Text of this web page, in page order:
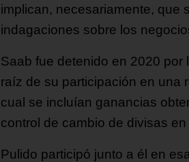
implican, necesariamente, que
indagaciones sobre los
Saab fue detenido en 2020 por
raíz de su participación en una
cual se incluían ganancias
control de cambio de divisas
Pulido participó junto a él en